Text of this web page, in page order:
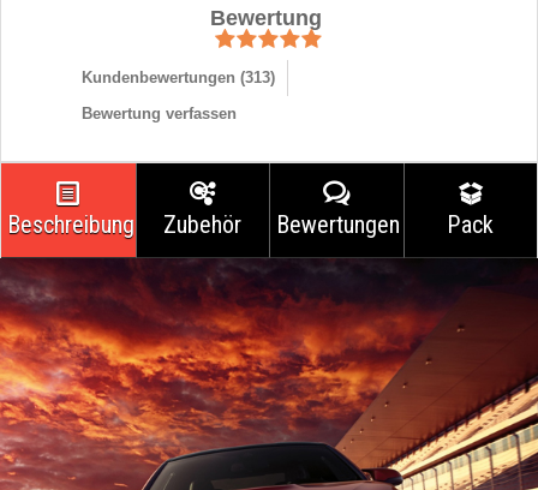
Bewertung
Kundenbewertungen (313)
Bewertung verfassen
Beschreibung Zubehör Bewertungen Pack